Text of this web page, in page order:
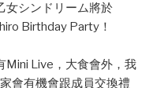
女シンドリーム將於
Birthday Party！
Mini Live，大食會外，我
會有機會跟成員交換禮